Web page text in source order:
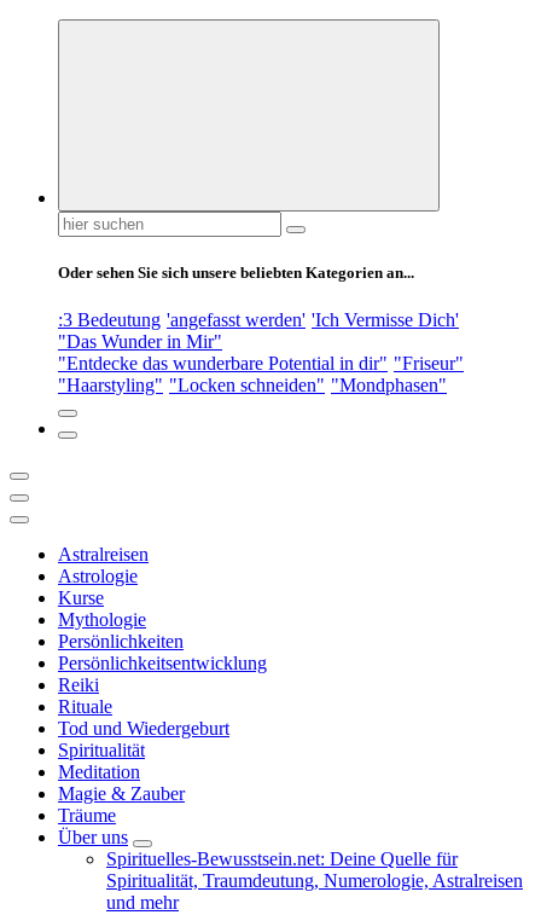
Suchen
nach:
Oder sehen Sie sich unsere beliebten Kategorien an...
:3 Bedeutung 'angefasst werden' 'Ich Vermisse Dich'
"Das Wunder in Mir"
"Entdecke das wunderbare Potential in dir" "Friseur"
"Haarstyling" "Locken schneiden" "Mondphasen"
Astralreisen
Astrologie
Kurse
Mythologie
Persönlichkeiten
Persönlichkeitsentwicklung
Reiki
Rituale
Tod und Wiedergeburt
Spiritualität
Meditation
Magie & Zauber
Träume
Über uns
Spirituelles-Bewusstsein.net: Deine Quelle für
Spiritualität, Traumdeutung, Numerologie, Astralreisen
und mehr